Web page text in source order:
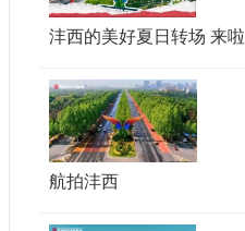
沣西的美好夏日转场 来啦
航拍沣西